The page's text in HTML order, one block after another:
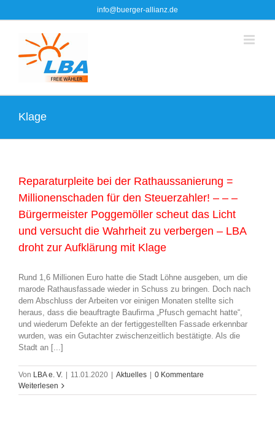
info@buerger-allianz.de
Klage
Reparaturpleite bei der Rathaussanierung =
Millionenschaden für den Steuerzahler! – – –
Bürgermeister Poggemöller scheut das Licht
und versucht die Wahrheit zu verbergen – LBA
droht zur Aufklärung mit Klage
Rund 1,6 Millionen Euro hatte die Stadt Löhne ausgeben, um die
marode Rathausfassade wieder in Schuss zu bringen. Doch nach
dem Abschluss der Arbeiten vor einigen Monaten stellte sich
heraus, dass die beauftragte Baufirma „Pfusch gemacht hatte“,
und wiederum Defekte an der fertiggestellten Fassade erkennbar
wurden, was ein Gutachter zwischenzeitlich bestätigte. Als die
Stadt an [...]
Von LBA e. V. 11.01.2020 Aktuelles
0 Kommentare
Weiterlesen